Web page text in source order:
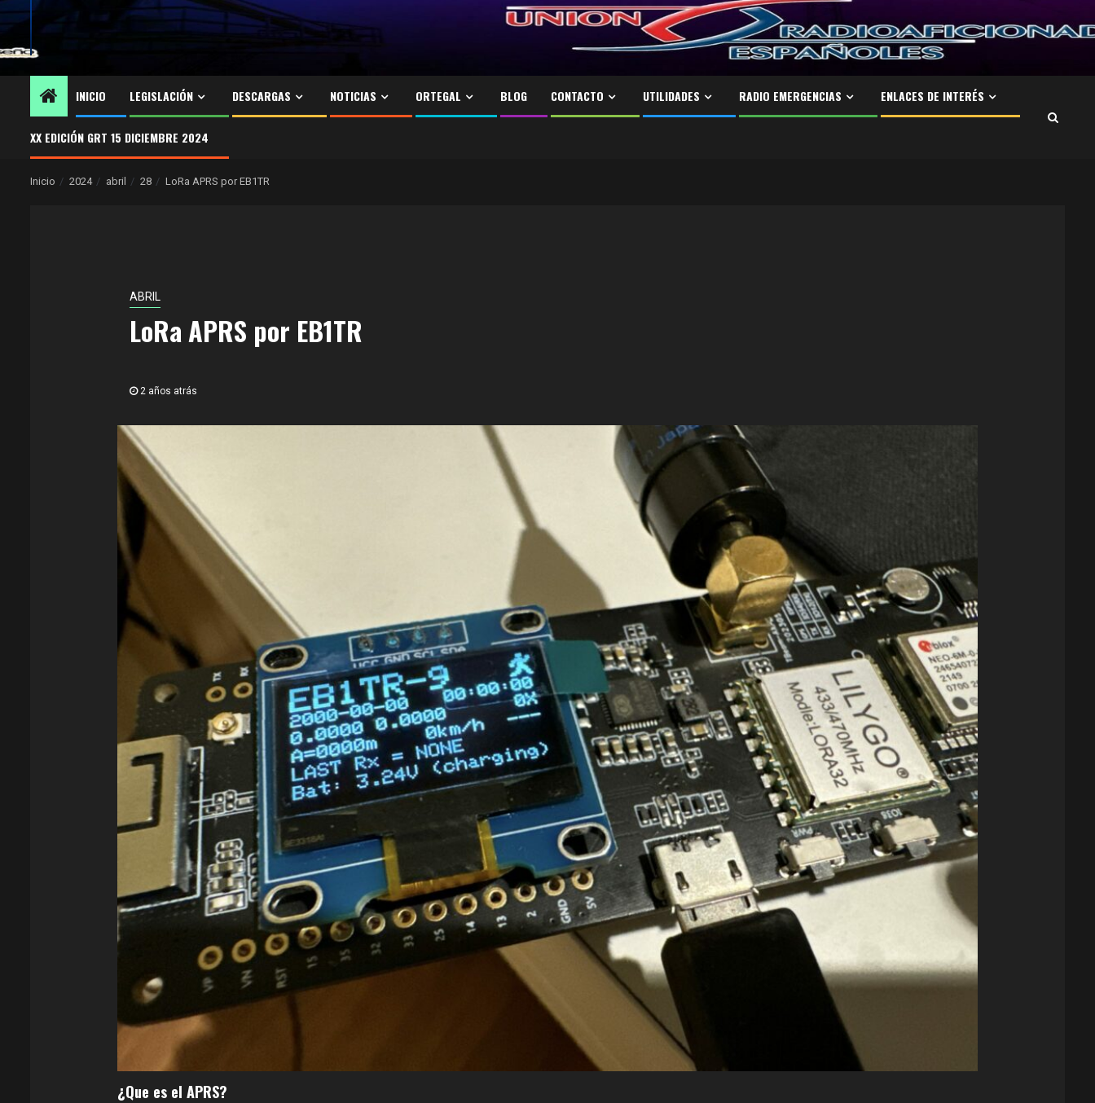
INICIO LEGISLACIÓN DESCARGAS NOTICIAS ORTEGAL BLOG CONTACTO UTILIDADES RADIO EMERGENCIAS ENLACES DE INTERÉS
XX EDICIÓN GRT 15 DICIEMBRE 2024
Inicio 2024 abril 28 LoRa APRS por EB1TR
ABRIL
LoRa APRS por EB1TR
2 años atrás
¿Que es el APRS?